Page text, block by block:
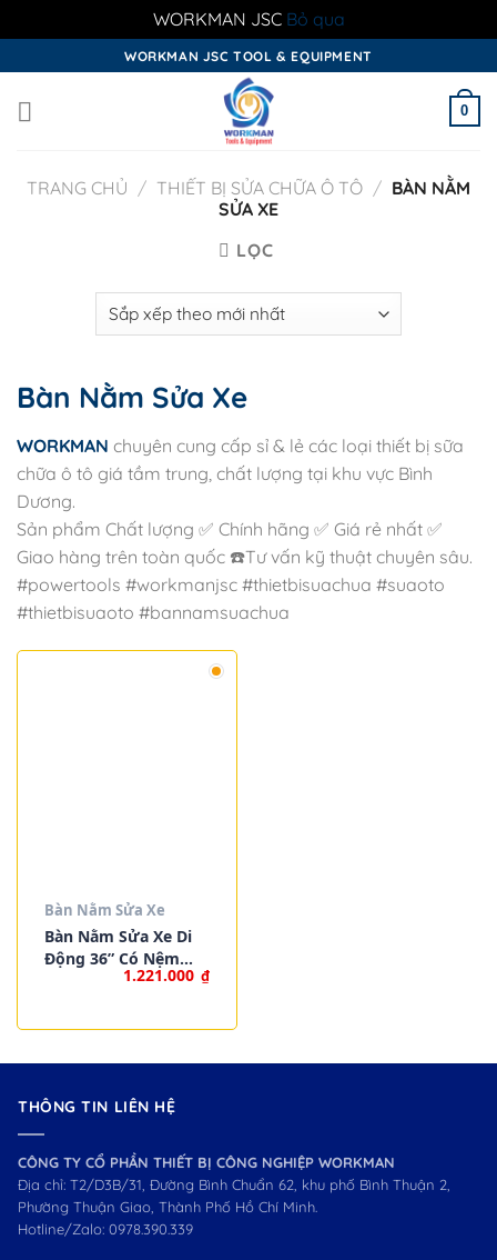
WORKMAN JSC Bỏ qua
to
content
WORKMAN JSC TOOL & EQUIPMENT
0
TRANG CHỦ / THIẾT BỊ SỬA CHỮA Ô TÔ / BÀN NẰM
SỬA XE
LỌC
Bàn Nằm Sửa Xe
WORKMAN chuyên cung cấp sỉ & lẻ các loại thiết bị sữa
chữa ô tô giá tầm trung, chất lượng tại khu vực Bình
Dương.
Sản phẩm Chất lượng ✅ Chính hãng ✅ Giá rẻ nhất ✅
Giao hàng trên toàn quốc ☎️Tư vấn kỹ thuật chuyên sâu.
#powertools #workmanjsc #thietbisuachua #suaoto
#thietbisuaoto #bannamsuachua
Bàn Nằm Sửa Xe
Bàn Nằm Sửa Xe Di
Động 36” Có Nệm
Bọc WORKPRO1.221.000 ₫
THÔNG TIN LIÊN HỆ
CÔNG TY CỔ PHẦN THIẾT BỊ CÔNG NGHIỆP WORKMAN
Địa chỉ: T2/D3B/31, Đường Bình Chuẩn 62, khu phố Bình Thuận 2,
Phường Thuận Giao, Thành Phố Hồ Chí Minh.
Hotline/Zalo: 0978.390.339